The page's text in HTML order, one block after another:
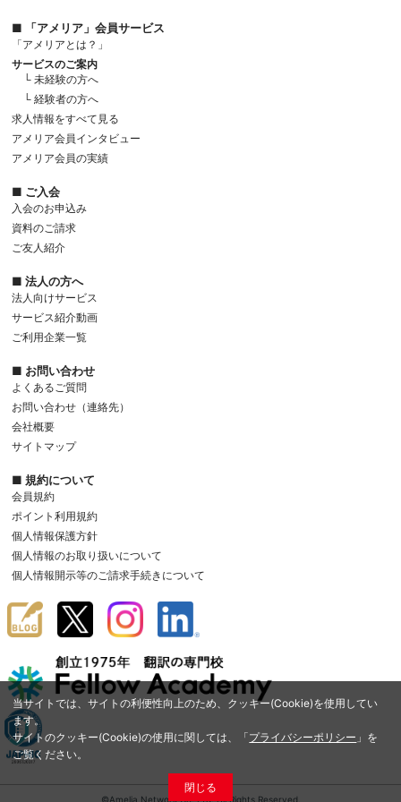
当サイトでは、サイトの利便性向上のため、クッキー(Cookie)を使用してい
ます。
サイトのクッキー(Cookie)の使用に関しては、「プライバシーポリシー 」を
ご覧ください。
閉じる
■ 「アメリア」会員サービス
「アメリアとは？」
サービスのご案内
└ 未経験の方へ
└ 経験者の方へ
求人情報をすべて見る
アメリア会員インタビュー
アメリア会員の実績
■ ご入会
入会のお申込み
資料のご請求
ご友人紹介
■ 法人の方へ
法人向けサービス
サービス紹介動画
ご利用企業一覧
■ お問い合わせ
よくあるご質問
お問い合わせ（連絡先）
会社概要
サイトマップ
■ 規約について
会員規約
ポイント利用規約
個人情報保護方針
個人情報のお取り扱いについて
個人情報開示等のご請求手続きについて
©Amelia Network Co.,Ltd. All Rights Reserved.